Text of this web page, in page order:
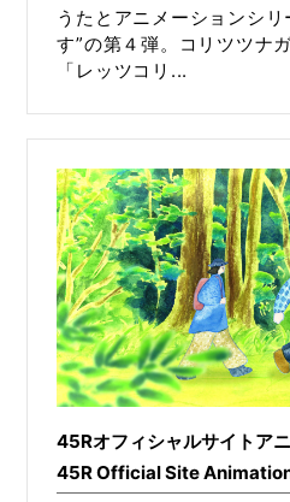
うたとアニメーションシ
す”の第４弾。コリツツナ
「レッツコリ...
45Rオフィシャルサイトア
45R Official Site